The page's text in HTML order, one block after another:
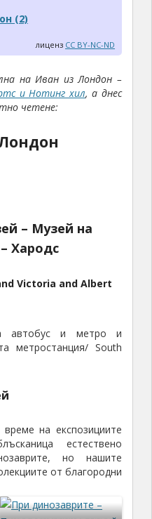
(2)
лиценз CC BY-NC-ND
на Иван из Лондон –
и Нотинг хил, а днес
четене:
– Музей на
Хародс
Victoria and Albert
автобус и метро и
метростанция/ South
на експозициите
естествено
но нашите
от благородни